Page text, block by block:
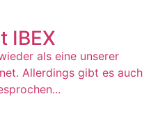
IBEX
als eine unserer
Allerdings gibt es auch